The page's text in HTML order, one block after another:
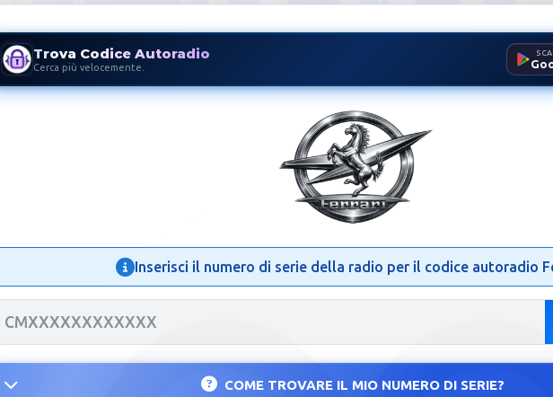
Trova Codice Autoradio
Cerca più velocemente.
Codice Autoradio Ferrari | Sblocco Radio
Inserisci il numero di serie della radio per il codice autoradio
COME TROVARE IL MIO NUMERO DI SERIE?